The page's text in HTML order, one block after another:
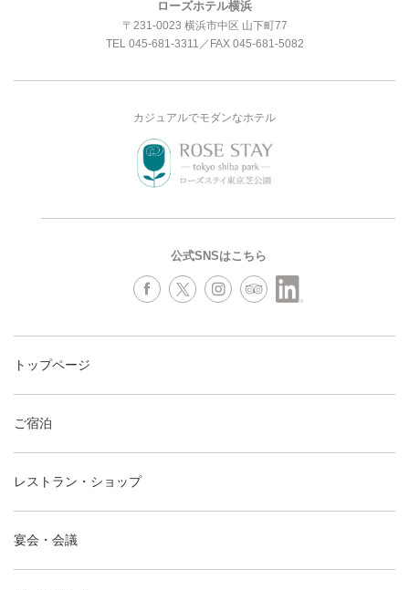
ローズホテル横浜
〒231-0023 横浜市中区 山下町77
TEL 045-681-3311 ／FAX 045-681-5082
カジュアルでモダンなホテル
公式SNSはこちら
トップページ
ご宿泊
レストラン・ショップ
宴会・会議